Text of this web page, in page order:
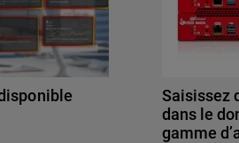
Saisissez
dans le
gamme